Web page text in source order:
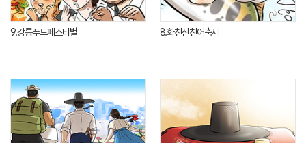
9.강릉푸드페스티벌 8.화천산천어축제